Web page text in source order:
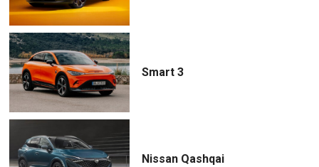
Smart 3
Nissan Qashqai